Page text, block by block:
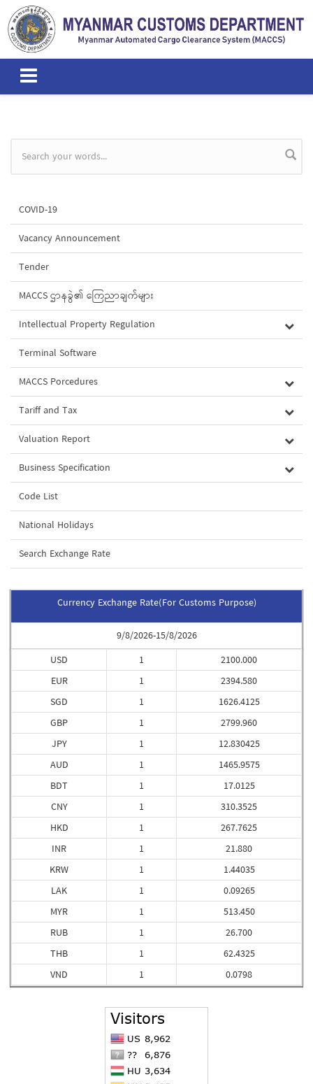
Skip to main content
Search form
COVID-19
Vacancy Announcement
Tender
MACCS ဌာနခွဲ၏ ကြေညာချက်များ
Intellectual Property Regulation
Terminal Software
MACCS Porcedures
Tariff and Tax
Valuation Report
Business Specification
Code List
National Holidays
Search Exchange Rate
Currency Exchange Rate(For Customs Purpose)
9/8/2026-15/8/2026
USD
EUR
SGD
GBP
JPY
AUD
BDT
CNY
HKD
INR
KRW
LAK
MYR
RUB
THB
VND
1
1
1
1
1
1
1
1
1
1
1
1
1
1
1
1
2100.000
2394.580
1626.4125
2799.960
12.830425
1465.9575
17.0125
310.3525
267.7625
21.880
1.44035
0.09265
513.450
26.700
62.4325
0.0798